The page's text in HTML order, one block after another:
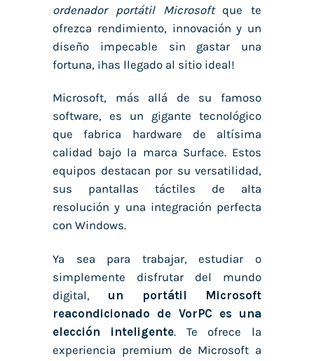
ordenador portátil Microsoftque te
ofrezca rendimiento, innovación y un
diseño impecable sin gastar una
fortuna, ¡has llegado al sitio ideal!
Microsoft, más allá de su famoso
software, es un gigante tecnológico
que fabrica hardware de altísima
calidad bajo la marca Surface. Estos
equipos destacan por su versatilidad,
sus pantallas táctiles de alta
resolución y una integración perfecta
con Windows.
Ya sea para trabajar, estudiar o
simplemente disfrutar del mundo
digital, un
portátil Microsoft
reacondicionado de VorPC es una
elección inteligente. Te ofrece la
experiencia premium de Microsoft a